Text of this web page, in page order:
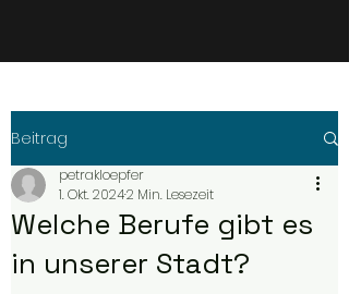
Beitrag
Welche Berufe gibt es
in unserer Stadt?
petrakloepfer
1. Okt. 20242 Min. Lesezeit